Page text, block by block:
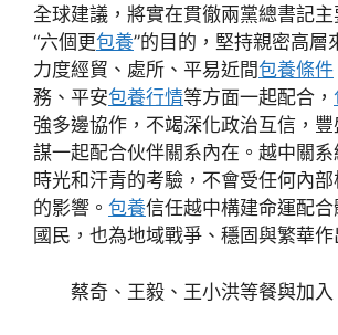
全球建議，將實在貫徹兩黨總書記
“六個更包養”的目的，堅持親密高層
力度經貿、處所、平易近間包養條件
務、平安包養行情等方面一起配合，
強多邊協作，不竭深化政治互信，
謀一起配合伙伴關系內在。越中關
時光和汗青的考驗，不會受任何內
的影響。 包養信任越中構建命運配合
國民，也為地域戰爭、穩固與繁華作
蔡奇、王毅、王小洪等餐與加入